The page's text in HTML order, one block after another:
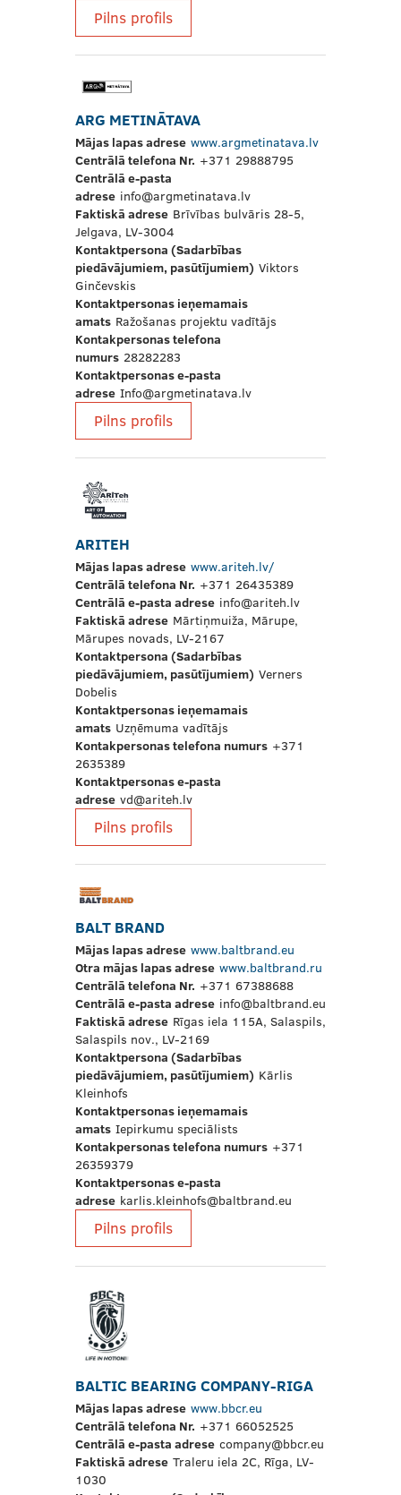
Pilns profils
ARG METINĀTAVA
Mājas lapas adrese www.argmetinatava.lv
Centrālā telefona Nr. +371 29888795
Centrālā e-pasta
adrese info@argmetinatava.lv
Faktiskā adrese Brīvības bulvāris 28-5,
Jelgava, LV-3004
Kontaktpersona (Sadarbības
piedāvājumiem, pasūtījumiem) Viktors
Ginčevskis
Kontaktpersonas ieņemamais
amats Ražošanas projektu vadītājs
Kontakpersonas telefona
numurs 28282283
Kontaktpersonas e-pasta
adrese Info@argmetinatava.lv
Pilns profils
ARITEH
Mājas lapas adrese www.ariteh.lv/
Centrālā telefona Nr. +371 26435389
Centrālā e-pasta adrese info@ariteh.lv
Faktiskā adrese Mārtiņmuiža, Mārupe,
Mārupes novads, LV-2167
Kontaktpersona (Sadarbības
piedāvājumiem, pasūtījumiem) Verners
Dobelis
Kontaktpersonas ieņemamais
amats Uzņēmuma vadītājs
Kontakpersonas telefona numurs +371
2635389
Kontaktpersonas e-pasta
adrese vd@ariteh.lv
Pilns profils
BALT BRAND
Mājas lapas adrese www.baltbrand.eu
Otra mājas lapas adrese www.baltbrand.ru
Centrālā telefona Nr. +371 67388688
Centrālā e-pasta adrese info@baltbrand.eu
Faktiskā adrese Rīgas iela 115A, Salaspils,
Salaspils nov., LV-2169
Kontaktpersona (Sadarbības
piedāvājumiem, pasūtījumiem) Kārlis
Kleinhofs
Kontaktpersonas ieņemamais
amats Iepirkumu speciālists
Kontakpersonas telefona numurs +371
26359379
Kontaktpersonas e-pasta
adrese karlis.kleinhofs@baltbrand.eu
Pilns profils
BALTIC BEARING COMPANY-RIGA
Mājas lapas adrese www.bbcr.eu
Centrālā telefona Nr. +371 66052525
Centrālā e-pasta adrese company@bbcr.eu
Faktiskā adrese Traleru iela 2C, Rīga, LV-
1030